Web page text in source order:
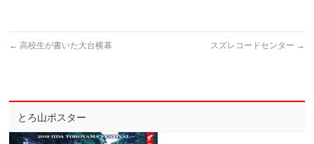
← 高校生が書いた大台横幕 スズレコードセンター →
とろ山ポスター